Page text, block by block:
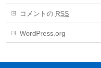
コメントの RSS
WordPress.org